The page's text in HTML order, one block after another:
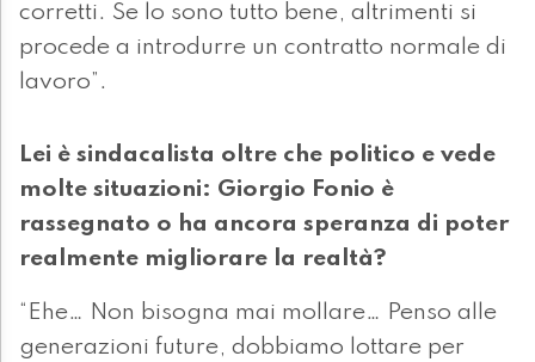
corretti. Se lo sono tutto bene, altrimenti si
procede a introdurre un contratto normale di
lavoro”.
Lei è sindacalista oltre che politico e vede
molte situazioni: Giorgio Fonio è
rassegnato o ha ancora speranza di poter
realmente migliorare la realtà?
“Ehe… Non bisogna mai mollare… Penso alle
generazioni future, dobbiamo lottare per